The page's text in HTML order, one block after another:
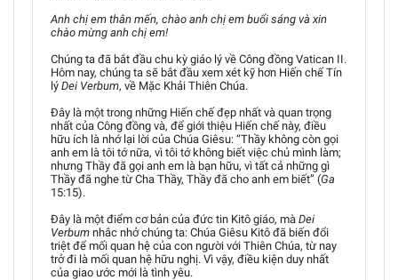
Anh chị em thân mến, chào anh chị em buổi sáng và xin
chào mừng anh chị em!
Chúng ta đã bắt đầu chu kỳ giáo lý về Công đồng Vatican II.
Hôm nay, chúng ta sẽ bắt đầu xem xét kỹ hơn Hiến chế Tín
lý Dei Verbum, về Mặc Khải Thiên Chúa.
Đây là một trong những Hiến chế đẹp nhất và quan trọng
nhất của Công đồng và, để giới thiệu Hiến chế này, điều
hữu ích là nhớ lại lời của Chúa Giêsu: “Thầy không còn gọi
anh em là tôi tớ nữa, vì tôi tớ không biết việc chủ mình làm;
nhưng Thầy đã gọi anh em là bạn hữu, vì tất cả những gì
Thầy đã nghe từ Cha Thầy, Thầy đã cho anh em biết” (Ga
15:15).
Đây là một điểm cơ bản của đức tin Kitô giáo, mà Dei
Verbum nhắc nhở chúng ta: Chúa Giêsu Kitô đã biến đổi
triệt để mối quan hệ của con người với Thiên Chúa, từ nay
trở đi là mối quan hệ hữu nghị. Vì vậy, điều kiện duy nhất
của giao ước mới là tình yêu.